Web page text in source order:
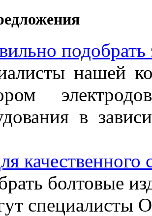
подобрать
нашей
в
качественного
болтовые